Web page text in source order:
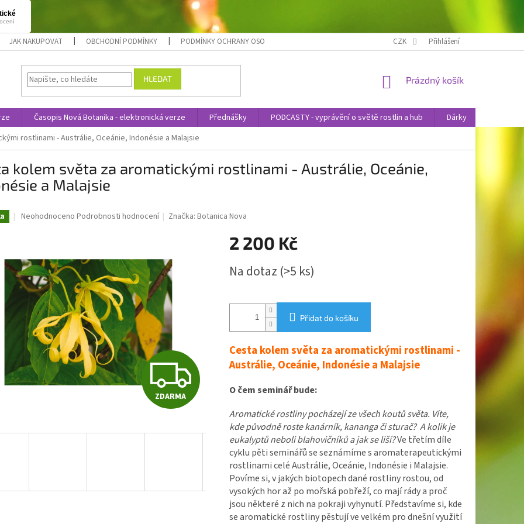
JAK NAKUPOVAT OBCHODNÍ PODMÍNKY PODMÍNKY OCHRANY OSOBNÍCH ÚDAJŮ CZK Přihlášení
HLEDAT
NÁKUPNÍ
Prázdný košík
Časopis Nová Botanika - elektronická verze Přednášky PODCASTY - vyprávění o světě rostlin a hub Dárky
rostlinami - Austrálie, Oceánie, Indonésie a Malajsie
kolem světa za aromatickými rostlinami - Austrálie, Oceánie,
a Malajsie
Průměrné
0,0
z
5
hvězdiček.
Neohodnoceno Podrobnosti hodnocení Značka:Botanica Nova
Z
D
R
ZDARMA
2 200 Kč
cena:
Na dotaz (>5 ks)
Přidat do košíku
Cesta kolem světa za aromatickými rostlinami -
Austrálie, Oceánie, Indonésie a Malajsie
O čem seminář bude:
Aromatické rostliny pocházejí ze všech koutů světa. Víte,
kde původně roste kanárník, kananga či sturač?A kolik je
eukalyptů neboli blahovičníků a jak se liší?Ve třetím díle
cyklu pěti seminářů se seznámíme s aromaterapeutickými
rostlinami celé Austrálie, Oceánie, Indonésie i Malajsie.
Povíme si, v jakých biotopech dané rostliny rostou, od
vysokých hor až po mořská pobřeží, co mají rády a proč
jsou některé z nich na pokraji vyhynutí. Představíme si, kde
se aromatické rostliny pěstují ve velkém pro dnešní využití